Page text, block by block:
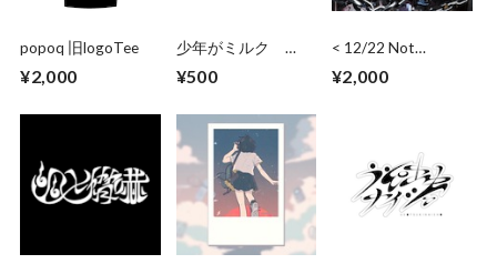
popoq 旧logoTee
¥2,000
少年がミルク
¥500
< 12/22 Not
> Solo
¥2,000